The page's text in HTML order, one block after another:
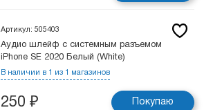
Артикул: 505403
Аудио шлейф с системным разъемом
iPhone SE 2020 Белый (White)
В наличии в 1 из 1 магазинов
250 ₽ Покупаю